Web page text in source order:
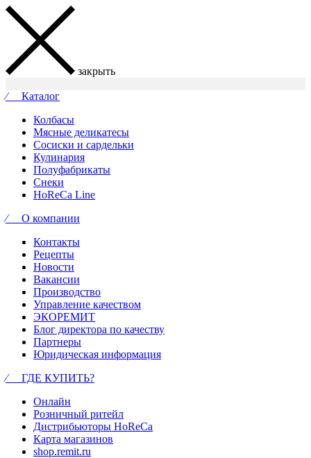
закрыть
⁄ Каталог
Колбасы
Мясные деликатесы
Сосиски и сардельки
Кулинария
Полуфабрикаты
Снеки
HoReCa Line
⁄ О компании
Контакты
Рецепты
Новости
Вакансии
Производство
Управление качеством
ЭКОРЕМИТ
Блог директора по качеству
Партнеры
Юридическая информация
⁄ ГДЕ КУПИТЬ?
Онлайн
Розничный ритейл
Дистрибьюторы HoReCa
Карта магазинов
shop.remit.ru